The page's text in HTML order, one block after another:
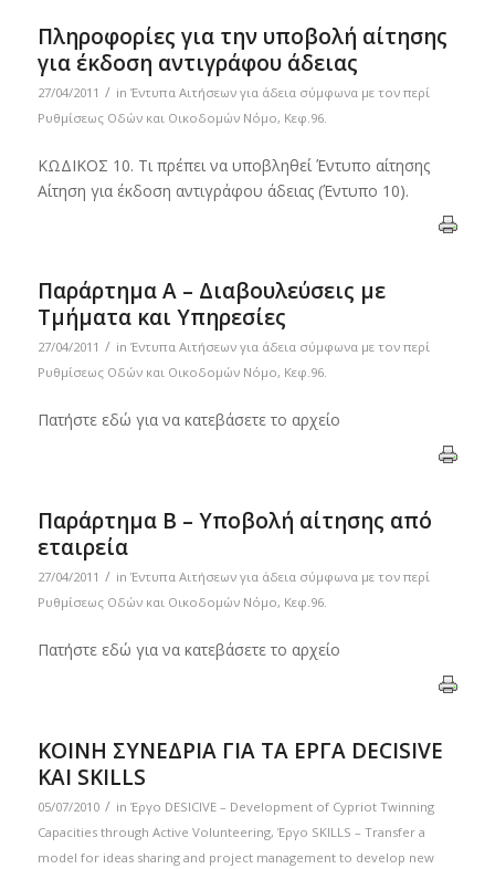
Πληροφορίες για την υποβολή αίτησης
για έκδοση αντιγράφου άδειας
27/04/2011 / in Έντυπα Αιτήσεων για άδεια σύμφωνα με τον περί
Ρυθμίσεως Οδών και Οικοδομών Νόμο, Κεφ.96.
ΚΩΔΙΚΟΣ 10. Τι πρέπει να υποβληθεί Έντυπο αίτησης
Αίτηση για έκδοση αντιγράφου άδειας (Έντυπο 10).
Παράρτημα Α – Διαβουλεύσεις με
Τμήματα και Υπηρεσίες
27/04/2011 / in Έντυπα Αιτήσεων για άδεια σύμφωνα με τον περί
Ρυθμίσεως Οδών και Οικοδομών Νόμο, Κεφ.96.
Πατήστε εδώ για να κατεβάσετε το αρχείο
Παράρτημα Β – Υποβολή αίτησης από
εταιρεία
27/04/2011 / in Έντυπα Αιτήσεων για άδεια σύμφωνα με τον περί
Ρυθμίσεως Οδών και Οικοδομών Νόμο, Κεφ.96.
Πατήστε εδώ για να κατεβάσετε το αρχείο
ΚΟΙΝΗ ΣΥΝΕΔΡΙΑ ΓΙΑ ΤΑ ΕΡΓΑ DECISIVE
KAI SKILLS
05/07/2010 / in Έργο DESICIVE – Development of Cypriot Twinning
Capacities through Active Volunteering, Έργο SKILLS – Transfer a
model for ideas sharing and project management to develop new